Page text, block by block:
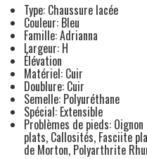
Type: Chaussure lacée
Couleur: Bleu
Famille: Adrianna
Largeur: H
Élévation
Matériel: Cuir
Doublure: Cuir
Semelle: Polyuréthane
Spécial: Extensible
Problèmes de pieds:
plats, Callosités, Fasciite
de Morton, Polyarthrite